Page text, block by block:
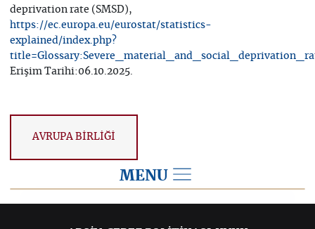
deprivation rate (SMSD),
https://ec.europa.eu/eurostat/statistics-
explained/index.php?
Erişim Tarihi:06.10.2025.
AVRUPA BİRLİĞİ
MENU